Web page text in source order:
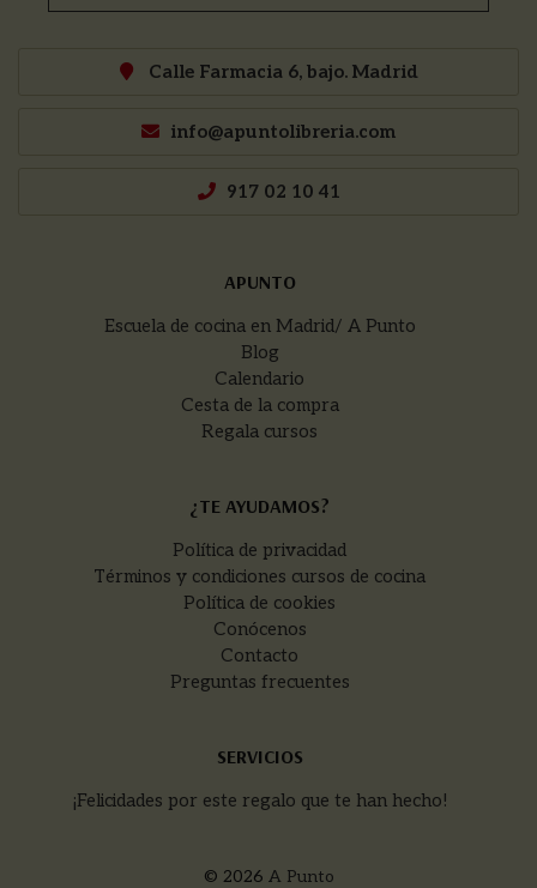
Calle Farmacia 6, bajo. Madrid
info@apuntolibreria.com
917 02 10 41
APUNTO
Escuela de cocina en Madrid/ A Punto
Blog
Calendario
Cesta de la compra
Regala cursos
¿TE AYUDAMOS?
Política de privacidad
Términos y condiciones cursos de cocina
Política de cookies
Conócenos
Contacto
Preguntas frecuentes
SERVICIOS
¡Felicidades por este regalo que te han hecho!
© 2026 A Punto